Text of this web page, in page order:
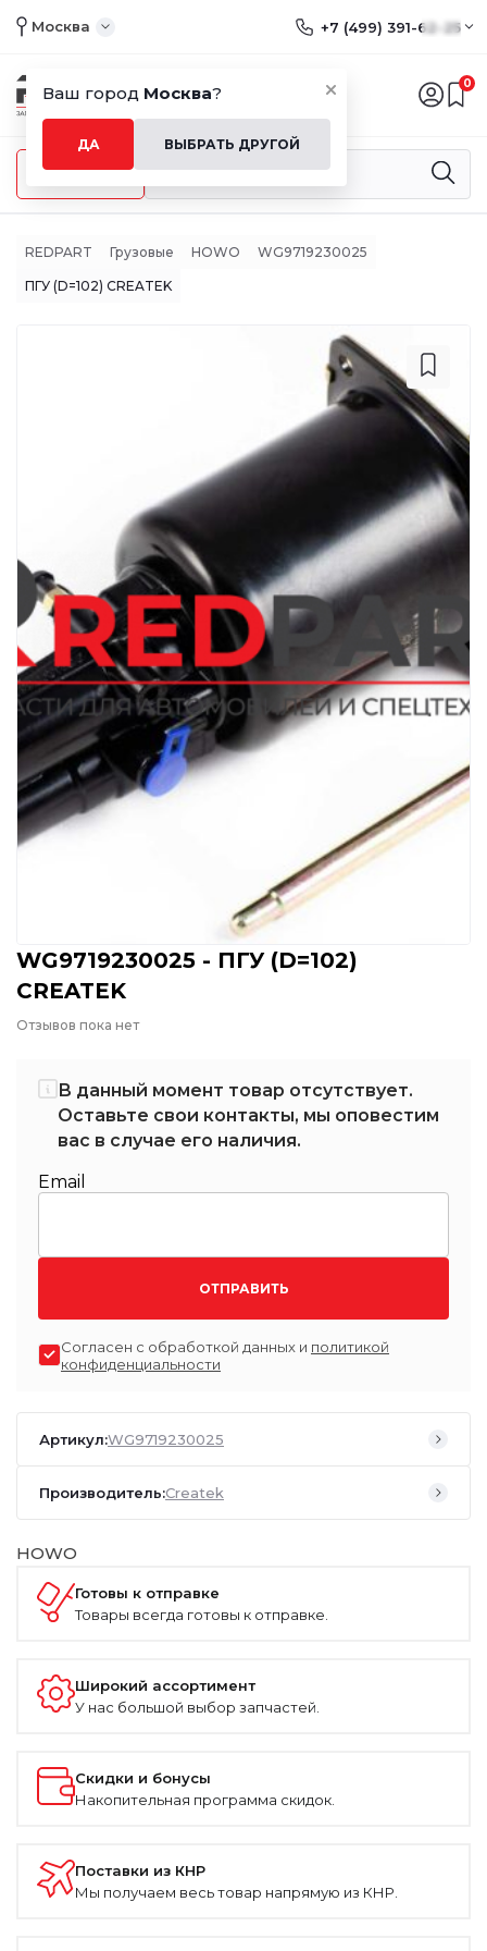
Ваш город Москва?
ДА ВЫБРАТЬ ДРУГОЙ
Москва +7 (499) 391-62-25
0
Меню
REDPART Грузовые HOWO WG9719230025
ПГУ (D=102) CREATEK
WG9719230025 - ПГУ (D=102)
CREATEK
Отзывов пока нет
В данный момент товар отсутствует.
Оставьте свои контакты, мы оповестим
вас в случае его наличия.
Email
ОТПРАВИТЬ
Согласен с обработкой данных и политикой
конфиденциальности
Артикул:WG9719230025
Производитель:Createk
HOWO
Готовы к отправке
Товары всегда готовы к отправке.
Широкий ассортимент
У нас большой выбор запчастей.
Скидки и бонусы
Накопительная программа скидок.
Поставки из КНР
Мы получаем весь товар напрямую из КНР.